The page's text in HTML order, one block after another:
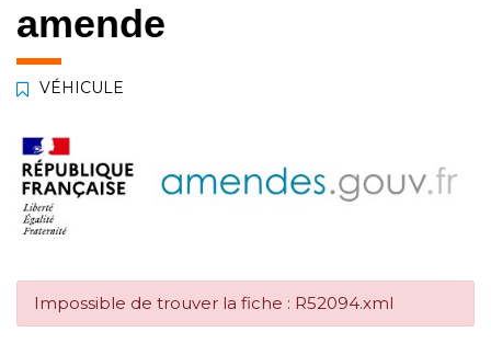
amende
VÉHICULE
Impossible de trouver la fiche : R52094.xml